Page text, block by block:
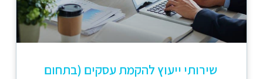
שירותי ייעוץ להקמת עסקים (בתחום